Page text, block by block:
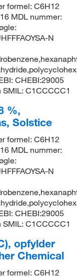
formel: C6H12
MDL nummer:
N
CHEBI:29005
C1CCCCC1
%,
Solstice
formel: C6H12
MDL nummer:
N
CHEBI:29005
C1CCCCC1
opfylder
Chemical
formel: C6H12